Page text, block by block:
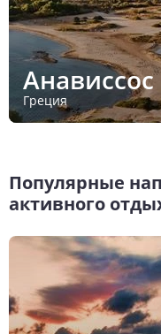
Анависсос
Греция
Популярные
активного